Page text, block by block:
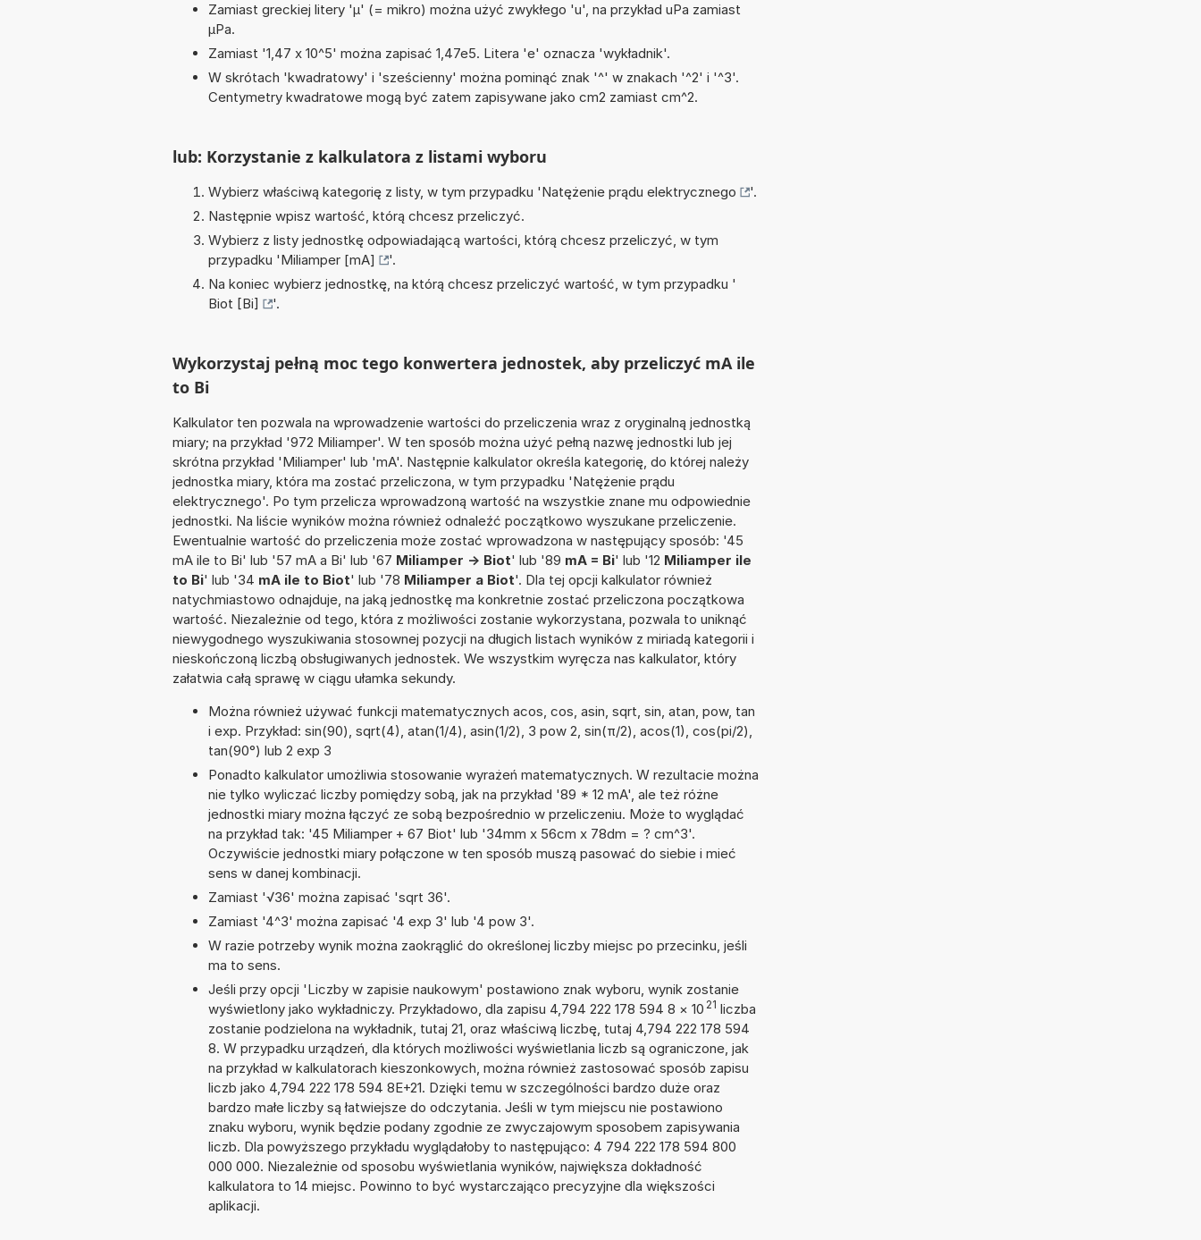
Zamiast greckiej litery 'µ' (= mikro) można użyć zwykłego 'u', na przykład uPa zamiast
µPa.
Zamiast '1,47 x 10^5' można zapisać 1,47e5. Litera 'e' oznacza 'wykładnik'.
W skrótach 'kwadratowy' i 'sześcienny' można pominąć znak '^' w znakach '^2' i '^3'.
Centymetry kwadratowe mogą być zatem zapisywane jako cm2 zamiast cm^2.
lub: Korzystanie z kalkulatora z listami wyboru
Wybierz właściwą kategorię z listy, w tym przypadku 'Natężenie prądu elektrycznego
'.
Następnie wpisz wartość, którą chcesz przeliczyć.
Wybierz z listy jednostkę odpowiadającą wartości, którą chcesz przeliczyć, w tym
przypadku 'Miliamper [mA]
'.
Na koniec wybierz jednostkę, na którą chcesz przeliczyć wartość, w tym przypadku '
Biot [Bi]
'.
Wykorzystaj pełną moc tego konwertera jednostek, aby przeliczyć mA ile
to Bi
Kalkulator ten pozwala na wprowadzenie wartości do przeliczenia wraz z oryginalną jednostką
miary; na przykład '972 Miliamper'. W ten sposób można użyć pełną nazwę jednostki lub jej
skrótna przykład 'Miliamper' lub 'mA'. Następnie kalkulator określa kategorię, do której należy
jednostka miary, która ma zostać przeliczona, w tym przypadku 'Natężenie prądu
elektrycznego'. Po tym przelicza wprowadzoną wartość na wszystkie znane mu odpowiednie
jednostki. Na liście wyników można również odnaleźć początkowo wyszukane przeliczenie.
Ewentualnie wartość do przeliczenia może zostać wprowadzona w następujący sposób: '45
mA ile to Bi' lub '57 mA a Bi' lub '67 Miliamper -> Biot' lub '89 mA = Bi' lub '12 Miliamper ile
to Bi' lub '34 mA ile to Biot' lub '78 Miliamper a Biot'. Dla tej opcji kalkulator również
natychmiastowo odnajduje, na jaką jednostkę ma konkretnie zostać przeliczona początkowa
wartość. Niezależnie od tego, która z możliwości zostanie wykorzystana, pozwala to uniknąć
niewygodnego wyszukiwania stosownej pozycji na długich listach wyników z miriadą kategorii i
nieskończoną liczbą obsługiwanych jednostek. We wszystkim wyręcza nas kalkulator, który
załatwia całą sprawę w ciągu ułamka sekundy.
Można również używać funkcji matematycznych acos, cos, asin, sqrt, sin, atan, pow, tan
i exp. Przykład: sin(90), sqrt(4), atan(1/4), asin(1/2), 3 pow 2, sin(π/2), acos(1), cos(pi/2),
tan(90°) lub 2 exp 3
Ponadto kalkulator umożliwia stosowanie wyrażeń matematycznych. W rezultacie można
nie tylko wyliczać liczby pomiędzy sobą, jak na przykład '89 * 12 mA', ale też różne
jednostki miary można łączyć ze sobą bezpośrednio w przeliczeniu. Może to wyglądać
na przykład tak: '45 Miliamper + 67 Biot' lub '34mm x 56cm x 78dm = ? cm^3'.
Oczywiście jednostki miary połączone w ten sposób muszą pasować do siebie i mieć
sens w danej kombinacji.
Zamiast '√36' można zapisać 'sqrt 36'.
Zamiast '4^3' można zapisać '4 exp 3' lub '4 pow 3'.
W razie potrzeby wynik można zaokrąglić do określonej liczby miejsc po przecinku, jeśli
ma to sens.
Jeśli przy opcji 'Liczby w zapisie naukowym' postawiono znak wyboru, wynik zostanie
wyświetlony jako wykładniczy. Przykładowo, dla zapisu 4,794 222 178 594 8 × 10 21 liczba
zostanie podzielona na wykładnik, tutaj 21, oraz właściwą liczbę, tutaj 4,794 222 178 594
8. W przypadku urządzeń, dla których możliwości wyświetlania liczb są ograniczone, jak
na przykład w kalkulatorach kieszonkowych, można również zastosować sposób zapisu
liczb jako 4,794 222 178 594 8E+21. Dzięki temu w szczególności bardzo duże oraz
bardzo małe liczby są łatwiejsze do odczytania. Jeśli w tym miejscu nie postawiono
znaku wyboru, wynik będzie podany zgodnie ze zwyczajowym sposobem zapisywania
liczb. Dla powyższego przykładu wyglądałoby to następująco: 4 794 222 178 594 800
000 000. Niezależnie od sposobu wyświetlania wyników, największa dokładność
kalkulatora to 14 miejsc. Powinno to być wystarczająco precyzyjne dla większości
aplikacji.